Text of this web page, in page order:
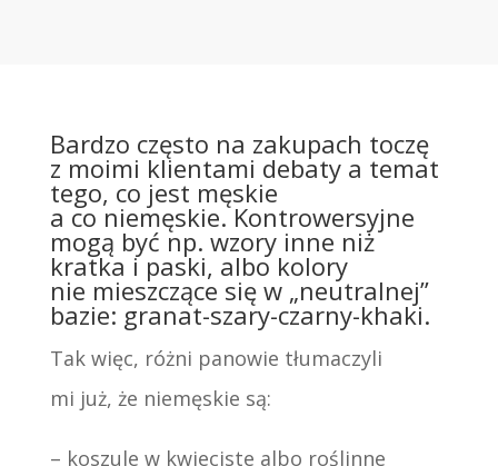
Bardzo często na zakupach toczę
z moimi klientami debaty a temat
tego, co jest męskie
a co niemęskie. Kontrowersyjne
mogą być np. wzory inne niż
kratka i paski, albo kolory
nie mieszczące się w „neutralnej”
bazie: granat-szary-czarny-khaki.
Tak więc, różni panowie tłumaczyli
mi już, że niemęskie są:
– koszule w kwieciste albo roślinne